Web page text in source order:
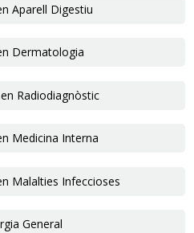
Aparell Digestiu
Dermatologia
Radiodiagnòstic
Medicina Interna
Malalties Infeccioses
General